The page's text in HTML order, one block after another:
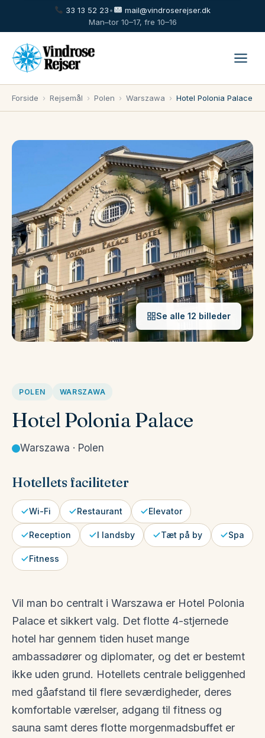
33 13 52 23•
mail@vindroserejser.dk
Man–tor 10–17, fre 10–16
Forside › Rejsemål › Polen › Warszawa › Hotel Polonia Palace
Se alle 12 billeder
POLEN WARSZAWA
Hotel Polonia Palace
Warszawa · Polen
Hotellets faciliteter
Wi-Fi Restaurant Elevator
Reception I landsby Tæt på by Spa
Fitness
Vil man bo centralt i Warszawa er Hotel Polonia
Palace et sikkert valg. Det flotte 4-stjernede
hotel har gennem tiden huset mange
ambassadører og diplomater, og det er bestemt
ikke uden grund. Hotellets centrale beliggenhed
med gåafstand til flere seværdigheder, deres
komfortable værelser, adgang til fitness og
sauna samt deres flotte morgenmadsbuffet er